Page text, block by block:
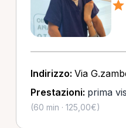
Indirizzo: Via
Prestazioni: prima
(60 min · 125,00€)